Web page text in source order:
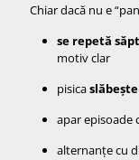
Chiar dacă nu e
se repetă
motiv clar
pisicaslăbește
apar episoade
alternanțe cu